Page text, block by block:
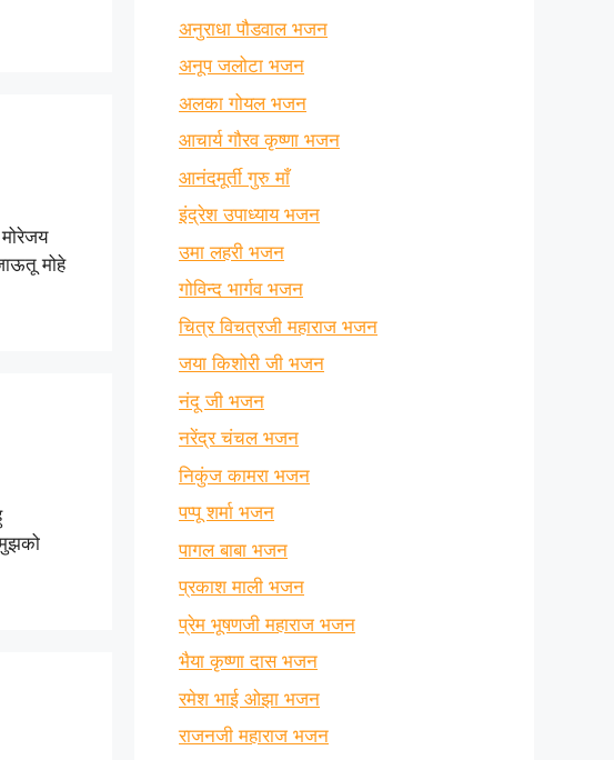
मोहे
अनुराधा पौडवाल भजन
अनूप जलोटा भजन
अलका गोयल भजन
आचार्य गौरव कृष्णा भजन
आनंदमूर्ती गुरु माँ
इंद्रेश उपाध्याय भजन
उमा लहरी भजन
गोविन्द भार्गव भजन
चित्र विचत्रजी महाराज भजन
जया किशोरी जी भजन
नंदू जी भजन
नरेंद्र चंचल भजन
निकुंज कामरा भजन
पप्पू शर्मा भजन
पागल बाबा भजन
प्रकाश माली भजन
प्रेम भूषणजी महाराज भजन
भैया कृष्णा दास भजन
रमेश भाई ओझा भजन
राजनजी महाराज भजन